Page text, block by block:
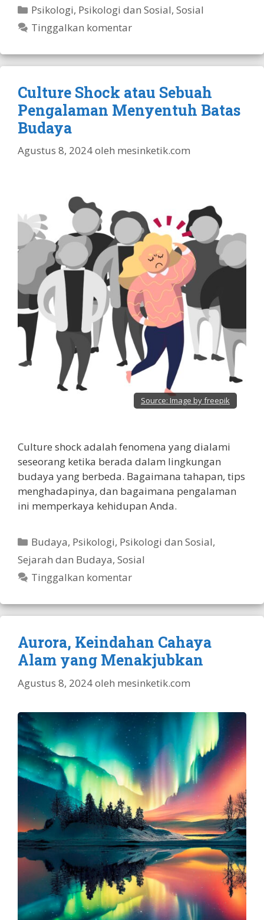
Kategori
Psikologi, Psikologi dan Sosial,Sosial
Tinggalkan komentar
Culture Shock atau Sebuah
Pengalaman Menyentuh Batas
Budaya
Agustus 8, 2024oleh mesinketik.com
Source: Image by freepik
Culture shock adalah fenomena yang dialami
seseorang ketika berada dalam lingkungan
budaya yang berbeda. Bagaimana tahapan, tips
menghadapinya, dan bagaimana pengalaman
ini memperkaya kehidupan Anda.
Kategori
Budaya, Psikologi, Psikologi dan Sosial,
Sejarah dan Budaya, Sosial
Tinggalkan komentar
Aurora, Keindahan Cahaya
Alam yang Menakjubkan
Agustus 8, 2024oleh mesinketik.com